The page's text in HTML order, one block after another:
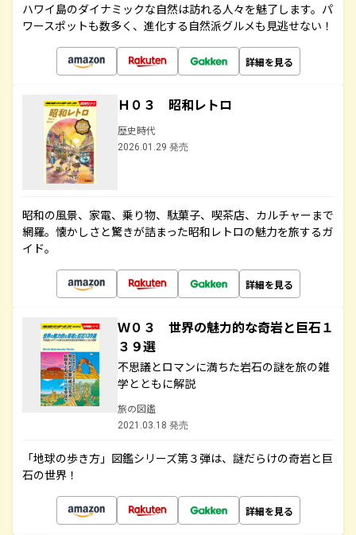
ハワイ島のダイナミックな自然は訪れる人々を魅了します。パ
ワースポットも数多く、進化する自然派グルメも見逃せない！
詳細を見る
Ｈ０３ 昭和レトロ
歴史時代
2026.01.29 発売
昭和の風景、家電、乗り物、駄菓子、喫茶店、カルチャーまで
網羅。懐かしさと驚きが詰まった昭和レトロの魅力を旅するガ
イド。
詳細を見る
Ｗ０３ 世界の魅力的な奇岩と巨石１
３９選
不思議とロマンに満ちた岩石の謎を旅の雑
学とともに解説
旅の図鑑
2021.03.18 発売
「地球の歩き方」図鑑シリーズ第３弾は、謎だらけの奇岩と巨
石の世界！
詳細を見る